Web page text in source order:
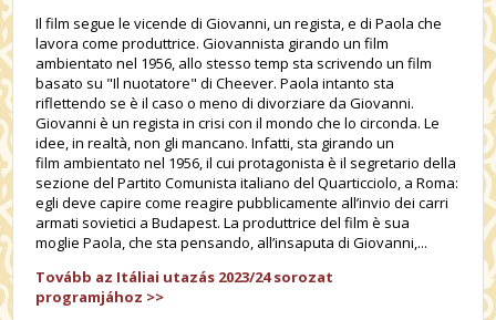
Il film segue le vicende di Giovanni, unregista, e di Paola che
lavora comeproduttrice. Giovannista girando un film
ambientato nel 1956, allo stesso temp sta scrivendo un film
basato su "Il nuotatore" di Cheever. Paola intanto sta
riflettendo se è il caso o meno didivorziare da Giovanni.
Giovanni è un regista in crisi con il mondo che lo circonda. Le
idee, in realtà, non gli mancano. Infatti, sta girando un
film ambientato nel 1956, il cui protagonista è il segretario della
sezione del Partito Comunista italiano del Quarticciolo, a Roma:
egli deve capire come reagire pubblicamente all’invio dei carri
armati sovietici a Budapest. La produttrice del film è sua
moglie Paola, che sta pensando, all’insaputa di Giovanni,...
Tovább az Itáliai utazás 2023/24 sorozat
programjához >>